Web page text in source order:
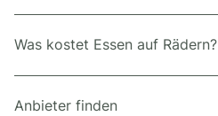
Was kostet Essen auf Rädern?
Anbieter finden